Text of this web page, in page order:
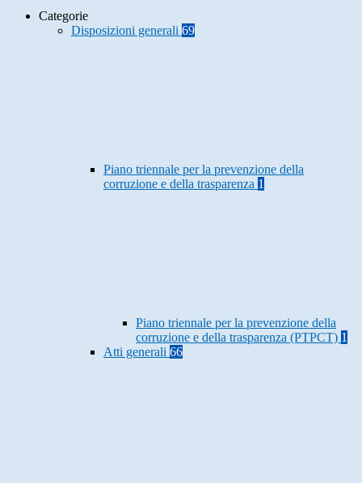
Categorie
Disposizioni generali 69
Piano triennale per la prevenzione della
corruzione e della trasparenza 1
Piano triennale per la prevenzione della
corruzione e della trasparenza (PTPCT) 1
Atti generali 66